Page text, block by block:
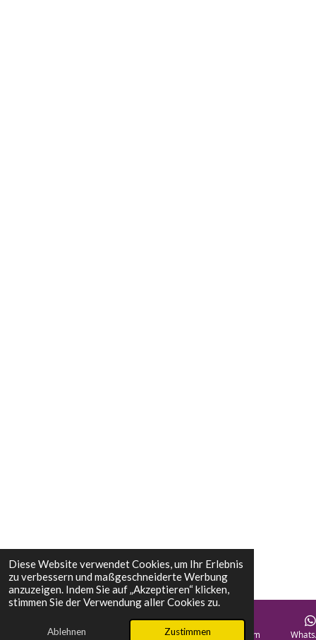
Diese Website verwendet Cookies, um Ihr Erlebnis
zu verbessern und maßgeschneiderte Werbung
anzuzeigen. Indem Sie auf „Akzeptieren“ klicken,
stimmen Sie der Verwendung aller Cookies zu.
Ablehnen Zustimmen
E-Mail Karte Instagram